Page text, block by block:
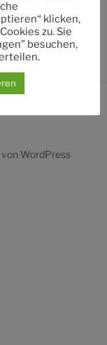
WordPress
klicken,
zu. Sie
besuchen,